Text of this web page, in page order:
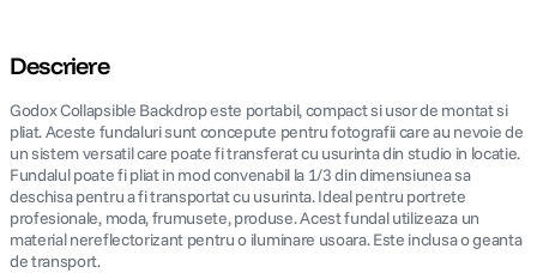
Descriere
Godox Collapsible Backdrop este portabil, compact si usor de montat si
pliat. Aceste fundaluri sunt concepute pentru fotografii care au nevoie de
un sistem versatil care poate fi transferat cu usurinta din studio in locatie.
Fundalul poate fi pliat in mod convenabil la 1/3 din dimensiunea sa
deschisa pentru a fi transportat cu usurinta. Ideal pentru portrete
profesionale, moda, frumusete, produse. Acest fundal utilizeaza un
material nereflectorizant pentru o iluminare usoara. Este inclusa o geanta
de transport.